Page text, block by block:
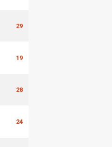
29
19
28
24